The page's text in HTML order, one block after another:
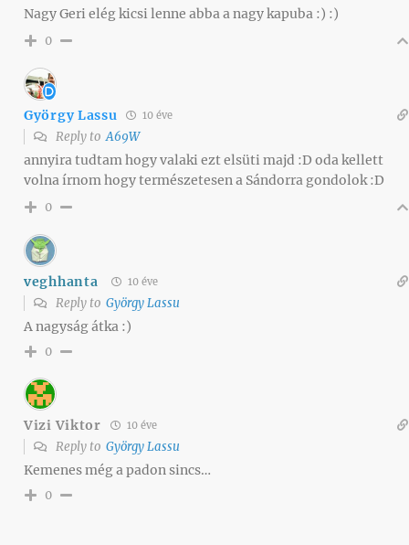
Nagy Geri elég kicsi lenne abba a nagy kapuba :) :)
0
György Lassu 10 éve
Reply toA69W
annyira tudtam hogy valaki ezt elsüti majd :D oda kellett
volna írnom hogy természetesen a Sándorra gondolok :D
0
veghhanta 10 éve
Reply to György Lassu
A nagyság átka :)
0
Vizi Viktor 10 éve
Reply to György Lassu
Kemenes még a padon sincs…
0